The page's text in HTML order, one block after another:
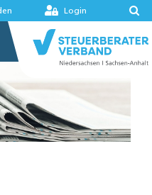
Login